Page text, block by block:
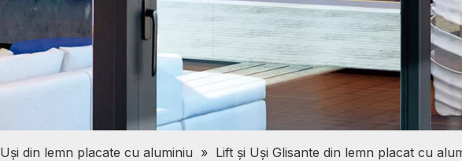
Uși din lemn placate cu aluminiu » Lift și Uși Glisante din lemn placat cu